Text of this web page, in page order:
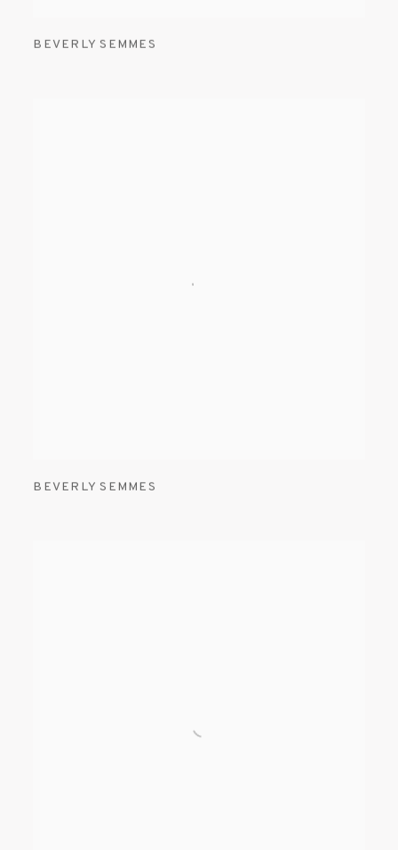
BEVERLY SEMMES
BEVERLY SEMMES